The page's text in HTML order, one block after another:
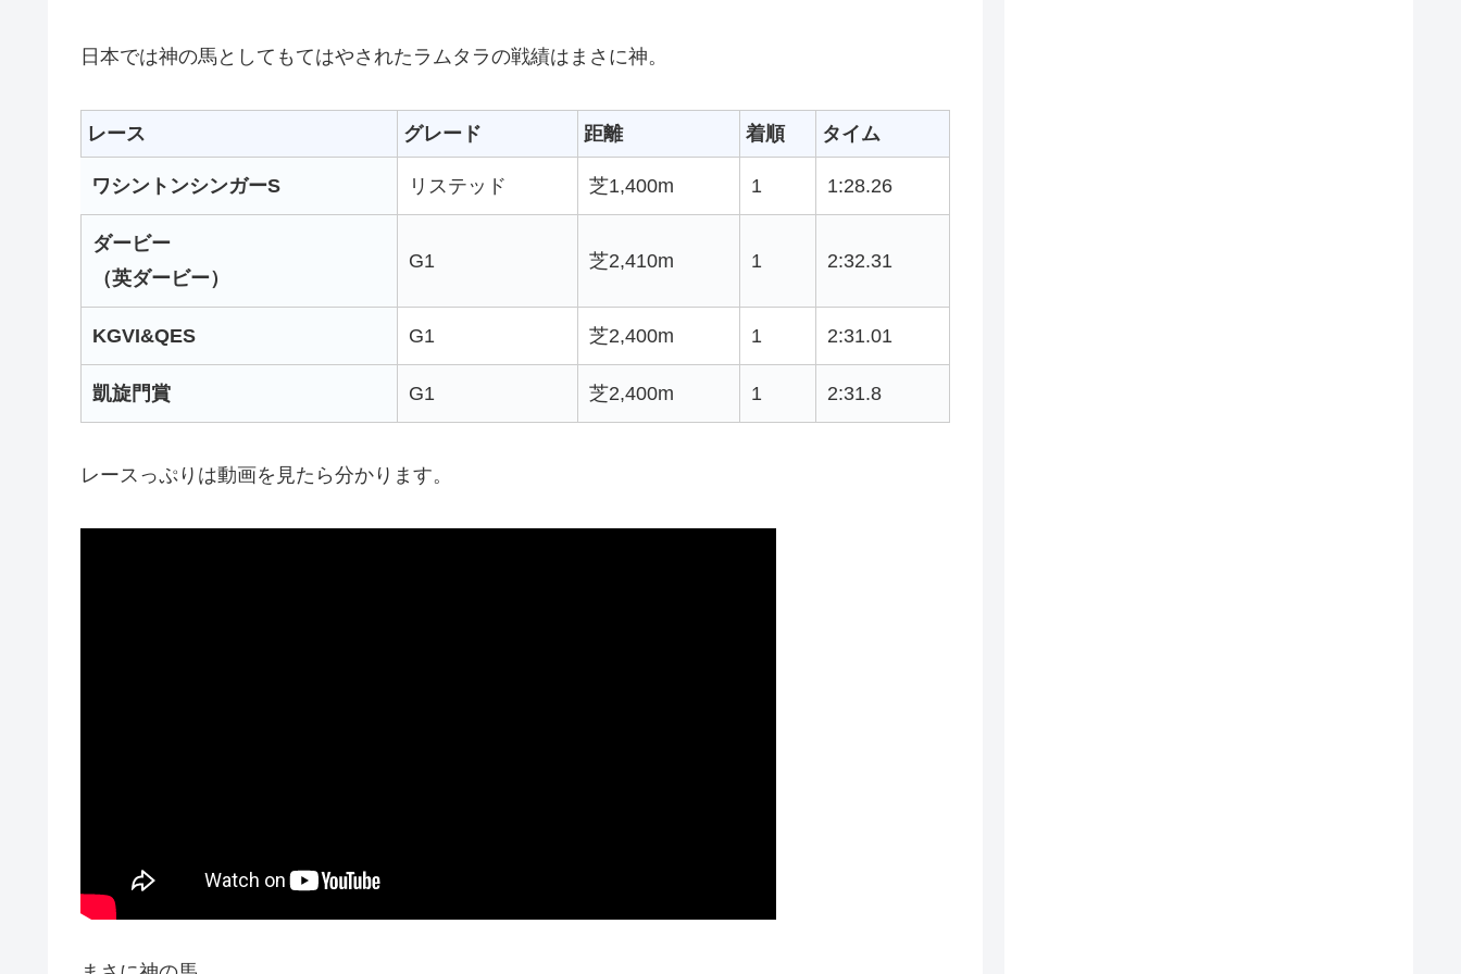
日本では神の馬としてもてはやされたラムタラの戦績はまさに神。
レース グレード 距離 着順 タイム
ワシントンシンガーS リステッド 芝1,400m 1 1:28.26
ダービー
（英ダービー）
G1 芝2,410m 1 2:32.31
KGVI&QES G1 芝2,400m 1 2:31.01
凱旋門賞 G1 芝2,400m 1 2:31.8
レースっぷりは動画を見たら分かります。